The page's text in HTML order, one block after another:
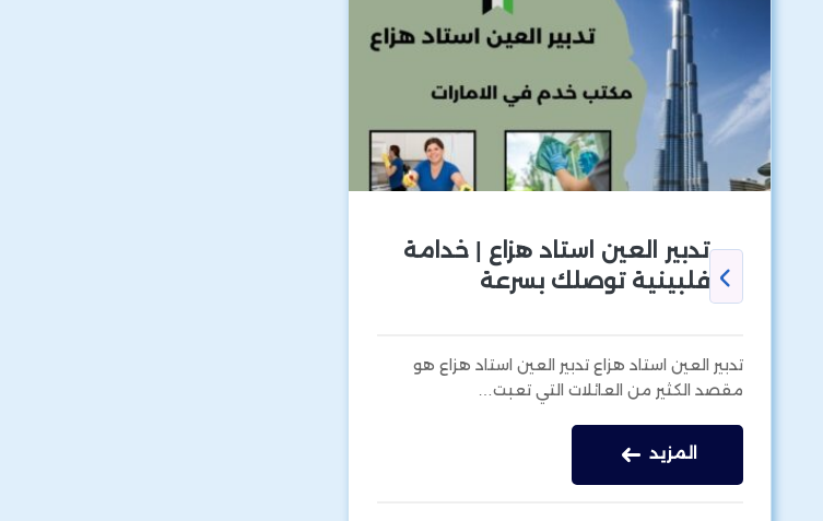
تدبير العين استاد هزاع | خدامة
فلبينية توصلك بسرعة
تدبير العين استاد هزاع تدبير العين استاد هزاع هو
مقصد الكثير من العائلات التي تعبت…
المزيد